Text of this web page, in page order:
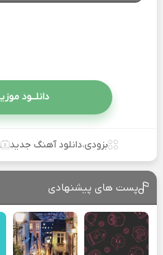
دانلــود
بزودی،دانلود آهنگ جدید
پست های پیشنهادی